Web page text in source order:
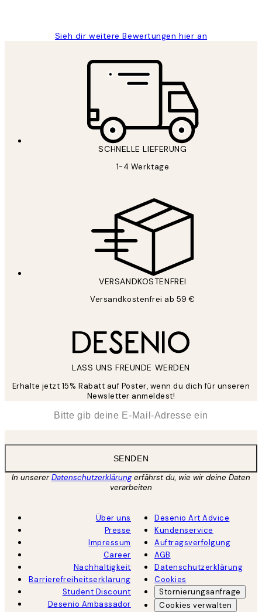
Sieh dir weitere Bewertungen hier an
SCHNELLE LIEFERUNG
1-4 Werktage
VERSANDKOSTENFREI
Versandkostenfrei ab 59 €
LASS UNS FREUNDE WERDEN
Erhalte jetzt 15% Rabatt auf Poster, wenn du dich für unseren
Newsletter anmeldest!
SENDEN
In unsererDatenschutzerklärungerfährst du, wie wir deine Daten
verarbeiten
Über uns
Presse
Impressum
Career
Nachhaltigkeit
Barrierefreiheitserklärung
Student Discount
Desenio Ambassador
Desenio Art Advice
Kundenservice
Auftragsverfolgung
AGB
Datenschutzerklärung
Cookies
Stornierungsanfrage
Cookies verwalten